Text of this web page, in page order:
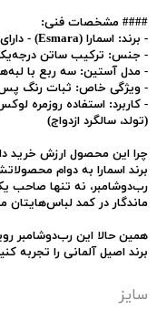
####مشخصات فنی:
- برند: اسمارا (Esmara) - دارای تاییدیه کیفیت استاندارد اروپا
- جنس: ترکیب ساتن
-مدل آستین: سه ربع با
-ویژگی خاص: ثبات رنگ
-کاربرد: استفاده روزمره
(تولد، سالگرد ازدواج)
چرا این محصول ارزش خرید
برند اسمارا به دوام
رب‌دوشامبر، نه تنها صاحب
ماندگار در کمد
همین حالا این رب‌دوشامبر
برند اصیل آلمانی را تجربه
سایز